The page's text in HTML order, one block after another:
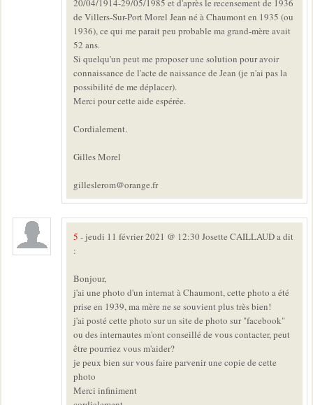
20/04/1914-29/05/1985 et d'après le recensement de 1936
de Villers-Sur-Port Morel Jean né à Chaumont en 1935 (ou
1936), ce qui me parait peu probable ma grand-mère avait
52 ans.
Si quelqu'un peut me proposer une solution pour avoir
connaissance de l'acte de naissance de Jean (je n'ai pas la
possibilité de me déplacer).
Merci pour cette aide espérée.
Cordialement.
Gilles Morel
gilleslerom@orange.fr
5 - jeudi 11 février 2021 @ 12:30 Josette CAILLAUD a dit
:
Bonjour,
j'ai une photo d'un internat à Chaumont, cette photo a été
prise en 1939, ma mère ne se souvient plus très bien!
j'ai posté cette photo sur un site de photo sur "facebook"
ou des internautes m'ont conseillé de vous contacter, peut
être pourriez vous m'aider?
je peux bien sur vous faire parvenir une copie de cette
photo
Merci infiniment